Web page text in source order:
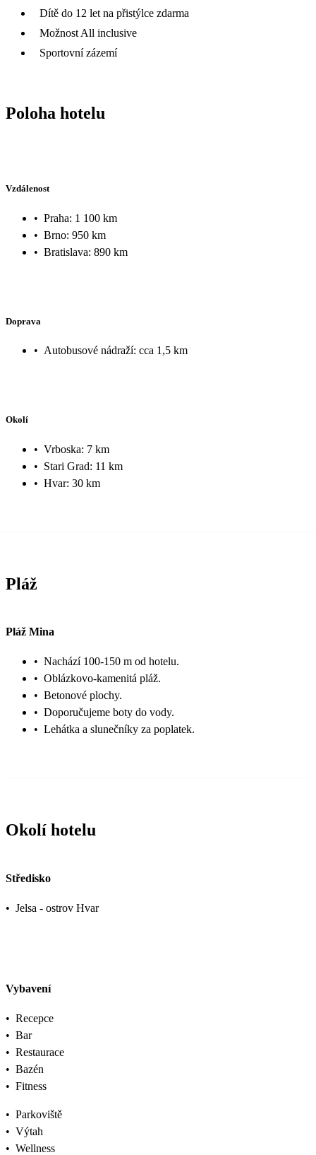
Dítě do 12 let na přistýlce zdarma
Možnost All inclusive
Sportovní zázemí
Poloha hotelu
Vzdálenost
• Praha: 1 100 km
• Brno: 950 km
• Bratislava: 890 km
Doprava
• Autobusové nádraží: cca 1,5 km
Okolí
• Vrboska: 7 km
• Stari Grad: 11 km
• Hvar: 30 km
Pláž
Pláž Mina
• Nachází 100-150 m od hotelu.
• Oblázkovo-kamenitá pláž.
• Betonové plochy.
• Doporučujeme boty do vody.
• Lehátka a slunečníky za poplatek.
Okolí hotelu
Středisko
• Jelsa - ostrov Hvar
Vybavení
• Recepce
• Bar
• Restaurace
• Bazén
• Fitness
• Parkoviště
• Výtah
• Wellness